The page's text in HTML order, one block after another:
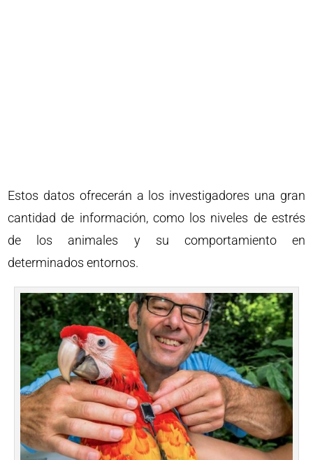
Estos datos ofrecerán a los investigadores una gran
cantidad de información, como los niveles de estrés
de los animales y su comportamiento en
determinados entornos.